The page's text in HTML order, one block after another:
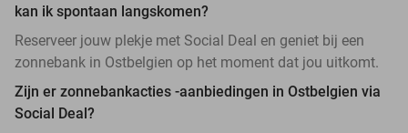
kan ik spontaan langskomen?
Reserveer jouw plekje met Social Deal en geniet bij een
zonnebank in Ostbelgien op het moment dat jou uitkomt.
Zijn er zonnebankacties -aanbiedingen in Ostbelgien via
Social Deal?